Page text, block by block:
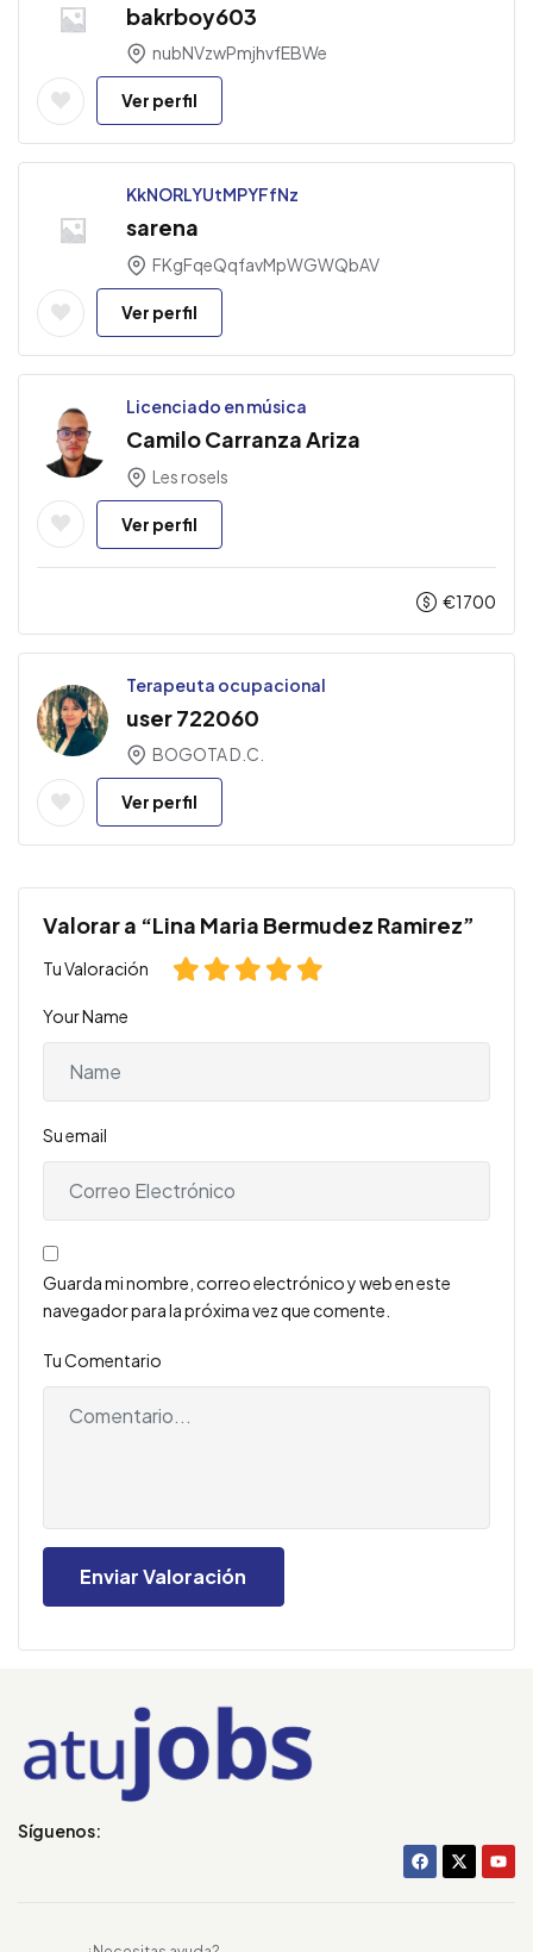
bakrboy603
nubNVzwPmjhvfEBWe
Ver perfil
KkNORLYUtMPYFfNz
sarena
FKgFqeQqfavMpWGWQbAV
Ver perfil
Licenciado en música
Camilo Carranza Ariza
Les rosels
Ver perfil
€1700
Terapeuta ocupacional
user 722060
BOGOTA D.C.
Ver perfil
Valorar a “Lina Maria Bermudez Ramirez”
Tu Valoración
Your Name
Su email
Guarda mi nombre, correo electrónico y web en este
navegador para la próxima vez que comente.
Tu Comentario
Síguenos: